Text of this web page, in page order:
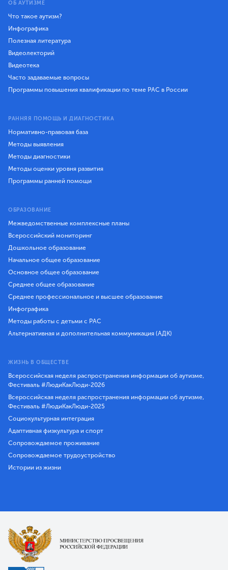
ОБ АУТИЗМЕ
Что такое аутизм?
Инфографика
Полезная литература
Видеолекторий
Видеотека
Часто задаваемые вопросы
Программы повышения квалификации по теме РАС в России
РАННЯЯ ПОМОЩЬ И ДИАГНОСТИКА
Нормативно-правовая база
Методы выявления
Методы диагностики
Методы оценки уровня развития
Программы ранней помощи
ОБРАЗОВАНИЕ
Межведомственные комплексные планы
Всероссийский мониторинг
Дошкольное образование
Начальное общее образование
Основное общее образование
Среднее общее образование
Среднее профессиональное и высшее образование
Инфографика
Методы работы с детьми с РАС
Альтернативная и дополнительная коммуникация (АДК)
ЖИЗНЬ В ОБЩЕСТВЕ
Всероссийская неделя распространения информации об аутизме,
Фестиваль #ЛюдиКакЛюди-2026
Всероссийская неделя распространения информации об аутизме,
Фестиваль #ЛюдиКакЛюди-2025
Социокультурная интеграция
Адаптивная физкультура и спорт
Сопровождаемое проживание
Сопровождаемое трудоустройство
Истории из жизни